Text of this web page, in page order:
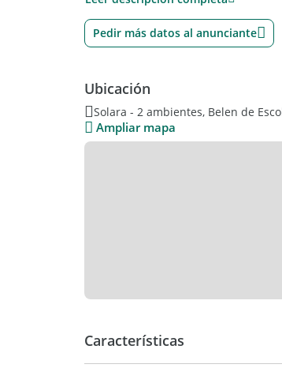
de primera calidad.
Amenities:, SUM, sala de yoga,
FORMA DE PAGO: ANTICIPO 20% +
(Consultar por financiación de
COCHERAS CUBIERTAS Y BAULERAS
Pedir más datos al anunciante
Ubicación
Solara - 2 ambientes, Belen de
Ampliar mapa
Características